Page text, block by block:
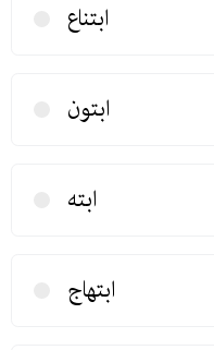
ابتناع
ابتون
ابته
ابتهاج